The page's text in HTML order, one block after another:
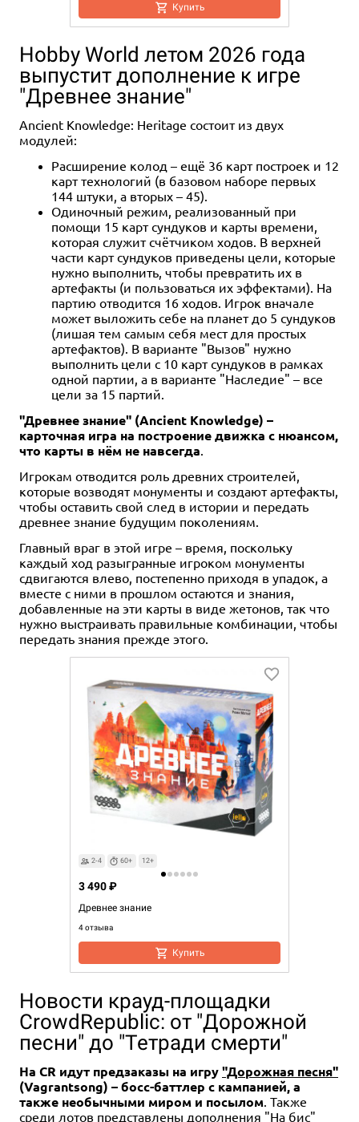
Купить
Hobby World летом 2026 года
выпустит дополнение к игре
"Древнее знание"
Ancient Knowledge: Heritage состоит из двух
модулей:
Расширение колод – ещё 36 карт построек и 12
карт технологий (в базовом наборе первых
144 штуки, а вторых – 45).
Одиночный режим, реализованный при
помощи 15 карт сундуков и карты времени,
которая служит счётчиком ходов. В верхней
части карт сундуков приведены цели, которые
нужно выполнить, чтобы превратить их в
артефакты (и пользоваться их эффектами). На
партию отводится 16 ходов. Игрок вначале
может выложить себе на планет до 5 сундуков
(лишая тем самым себя мест для простых
артефактов). В варианте "Вызов" нужно
выполнить цели с 10 карт сундуков в рамках
одной партии, а в варианте "Наследие" – все
цели за 15 партий.
"Древнее знание" (Ancient Knowledge) –
карточная игра на построение движка с нюансом,
что карты в нём не навсегда.
Игрокам отводится роль древних строителей,
которые возводят монументы и создают артефакты,
чтобы оставить свой след в истории и передать
древнее знание будущим поколениям.
Главный враг в этой игре – время, поскольку
каждый ход разыгранные игроком монументы
сдвигаются влево, постепенно приходя в упадок, а
вместе с ними в прошлом остаются и знания,
добавленные на эти карты в виде жетонов, так что
нужно выстраивать правильные комбинации, чтобы
передать знания прежде этого.
2-4 60+ 12+
Древнее знание
4 отзыва
3 490 ₽
Купить
Новости крауд-площадки
CrowdRepublic: от "Дорожной
песни" до "Тетради смерти"
На CR идут предзаказы на игру"Дорожная песня"
(Vagrantsong) – босс-баттлер с кампанией, а
также необычными миром и посылом . Также
среди лотов представлены дополнения "На бис"